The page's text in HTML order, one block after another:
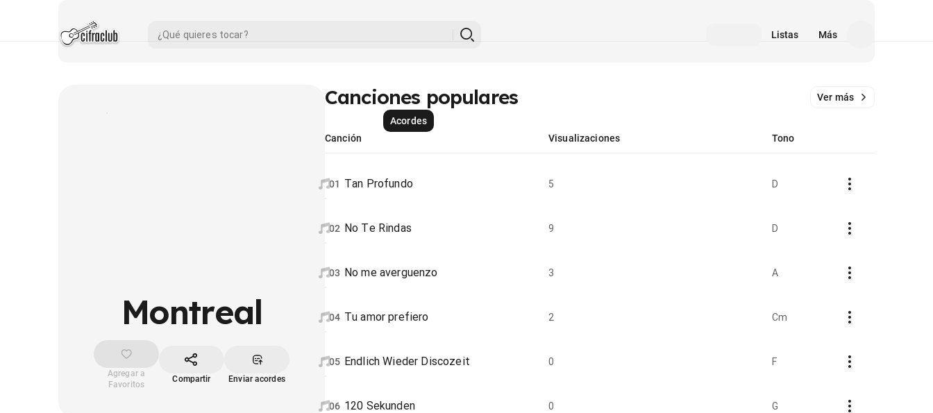
Listas Más
Montreal
Agregar a
Favoritos
Compartir Enviar acordes
Canciones populares Ver más
Acordes
Canción
Visualizaciones Tono
01 Tan Profundo 5 D
02 No Te Rindas 9 D
03 No me averguenzo 3 A
04 Tu amor prefiero 2 Cm
05 Endlich Wieder Discozeit 0 F
06 120 Sekunden 0 G